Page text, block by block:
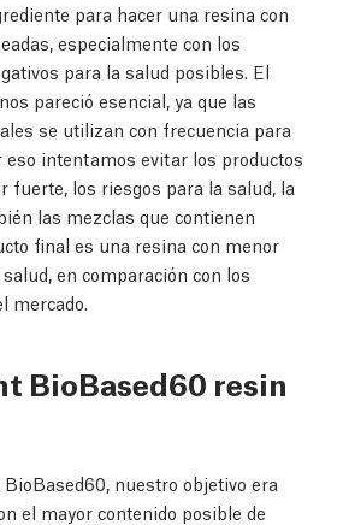
para hacer una resina con
especialmente con los
para la salud posibles. El
pareció esencial, ya que las
se utilizan con frecuencia para
eso intentamos evitar los productos
fuerte, los riesgos para la salud, la
las mezclas que contienen
final es una resina con menor
en comparación con los
mercado.
BioBased60 resin
nuestro objetivo era
el mayor contenido posible de